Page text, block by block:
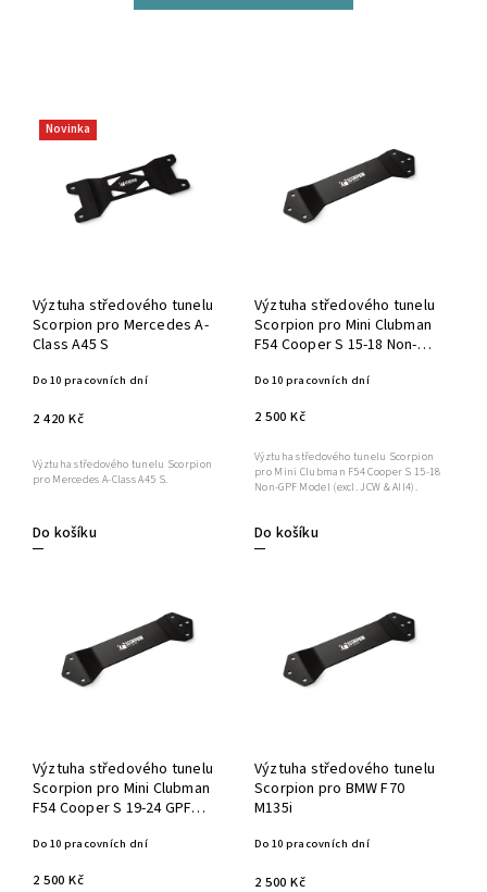
Novinka
Výztuha středového tunelu
Scorpion pro Mercedes A-
Class A45 S
Do 10 pracovních dní
2 420 Kč
Do košíku
Výztuha středového tunelu Scorpion
pro Mercedes A-Class A45 S.
Výztuha středového tunelu
Scorpion pro Mini Clubman
F54 Cooper S 15-18 Non-
Do 10 pracovních dní
2 500 Kč
Do košíku
Výztuha středového tunelu Scorpion
pro Mini Clubman F54 Cooper S 15-18
Non-GPF Model (excl. JCW & All4).
Výztuha středového tunelu
Scorpion pro Mini Clubman
F54 Cooper S 19-24 GPF
Do 10 pracovních dní
2 500 Kč
Výztuha středového tunelu
Scorpion pro BMW F70
M135i
Do 10 pracovních dní
2 500 Kč